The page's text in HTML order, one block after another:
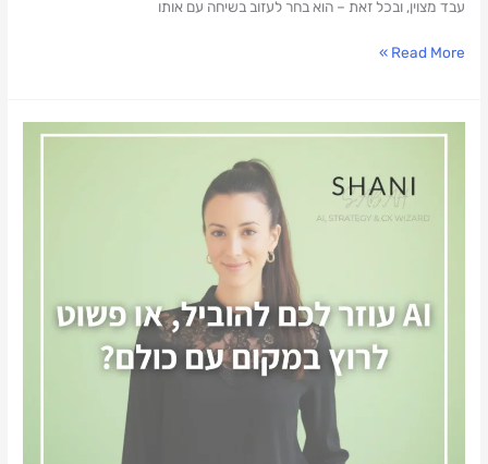
עבד מצוין, ובכל זאת – הוא בחר לעזוב בשיחה עם אותו
Read More »
בינה